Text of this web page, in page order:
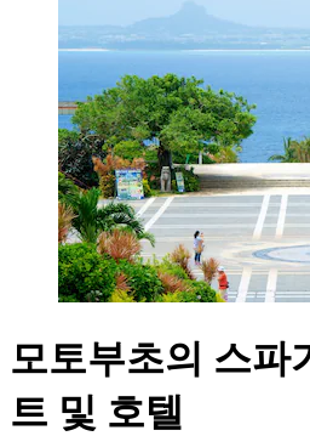
모토부초의 스파
트 및 호텔